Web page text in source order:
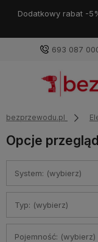
Dodatkowy rabat -
693 087
bezprzewodu.pl
Opcje
System: (wybierz)
Typ: (wybierz)
Pojemność: (wybierz)